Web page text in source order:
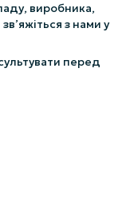
виробника,
з нами у
перед